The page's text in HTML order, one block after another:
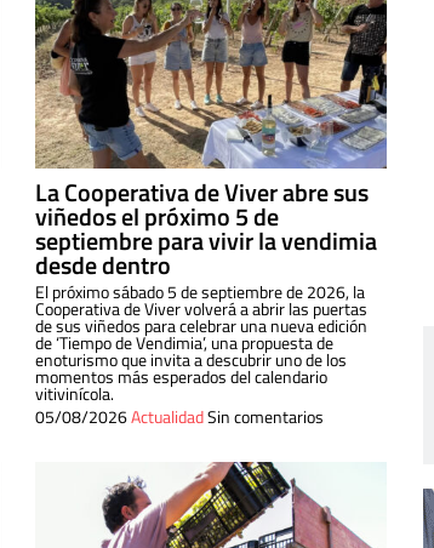
La Cooperativa de Viver abre sus
viñedos el próximo 5 de
septiembre para vivir la vendimia
desde dentro
El próximo sábado 5 de septiembre de 2026, la
Cooperativa de Viver volverá a abrir las puertas
de sus viñedos para celebrar una nueva edición
de ‘Tiempo de Vendimia’, una propuesta de
enoturismo que invita a descubrir uno de los
momentos más esperados del calendario
vitivinícola.
05/08/2026ActualidadSin comentarios